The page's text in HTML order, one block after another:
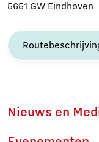
5651 GW Eindhoven
Nieuws en